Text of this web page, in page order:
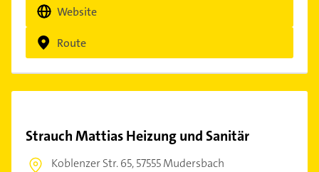
Website
Route
Strauch Mattias Heizung und Sanitär
Koblenzer Str. 65,57555 Mudersbach